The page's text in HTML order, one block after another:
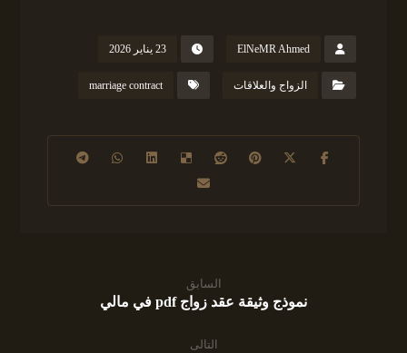
ElNeMR Ahmed 23 يناير 2026
الزواج والعلاقات marriage contract
السابق
نموذج وثيقة عقد زواج pdf في مالي
التالى